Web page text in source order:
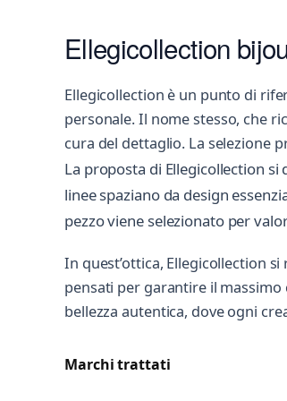
Ellegicollection
Ellegicollection è un punto di
personale. Il nome stesso, che
cura del dettaglio. La selezione
La proposta di Ellegicollection
linee spaziano da design
pezzo viene selezionato per
In quest’ottica, Ellegicollection
pensati per garantire il
bellezza autentica, dove ogni
Marchi trattati